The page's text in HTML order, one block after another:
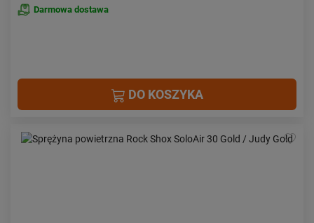
Darmowa dostawa
DO KOSZYKA